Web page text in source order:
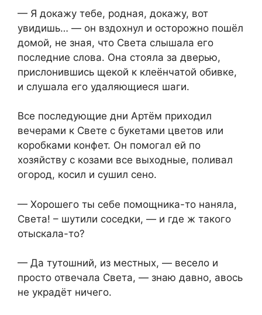
— Я докажу тебе, родная, докажу, вот
увидишь… — он вздохнул и осторожно пошёл
домой, не зная, что Света слышала его
последние слова. Она стояла за дверью,
прислонившись щекой к клеёнчатой обивке,
и слушала его удаляющиеся шаги.
Все последующие дни Артём приходил
вечерами к Свете с букетами цветов или
коробками конфет. Он помогал ей по
хозяйству с козами все выходные, поливал
огород, косил и сушил сено.
— Хорошего ты себе помощника-то наняла,
Света! – шутили соседки, — и где ж такого
отыскала-то?
— Да тутошний, из местных, — весело и
просто отвечала Света, — знаю давно, авось
не украдёт ничего.